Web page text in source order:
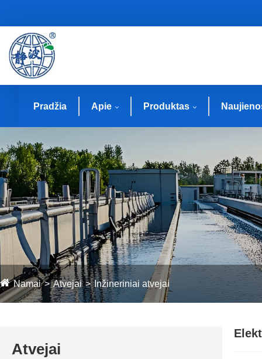
Pradžia Apie Produktas
Namai Atvejai Inžineriniai atvejai
Atvejai